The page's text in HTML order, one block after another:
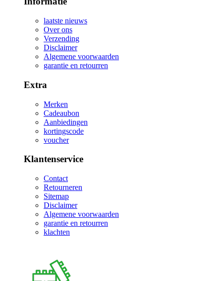
laatste nieuws
Over ons
Verzending
Disclaimer
Algemene voorwaarden
garantie en retourren
Extra
Merken
Cadeaubon
Aanbiedingen
kortingscode
voucher
Klantenservice
Contact
Retourneren
Sitemap
Disclaimer
Algemene voorwaarden
garantie en retourren
klachten